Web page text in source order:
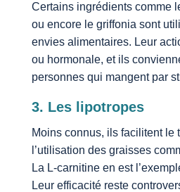
Certains ingrédients comme
ou encore le griffonia sont
envies alimentaires. Leur
ou hormonale, et ils
personnes qui mangent par
3. Les lipotropes
Moins connus, ils facilitent le
l’utilisation des graisses
La L-carnitine en est
Leur efficacité reste